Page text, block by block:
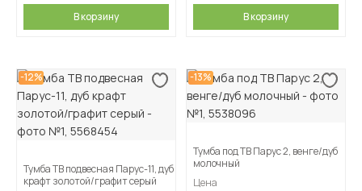
В корзину В корзину
-12%
Тумба ТВ подвесная Парус-11, дуб
крафт золотой/графит серый
-13%
Тумба под ТВ Парус 2, венге/дуб
молочный
Цена